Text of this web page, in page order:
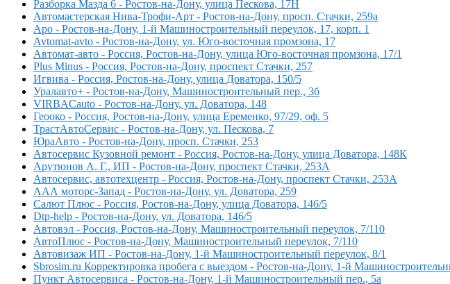
Разборка Мазда 6 - Ростов-на-Дону, улица Пескова, 17Н
Автомастерская Нива-Трофи-Арт - Ростов-на-Дону, просп. Стачки, 259а
Аро - Ростов-на-Дону, 1-й Машиностроительный переулок, 17, корп. 1
Avtomat-avto - Ростов-на-Дону, ул. Юго-восточная промзона, 17
Автомат-авто - Россия, Ростов-на-Дону, улица Юго-восточная промзона, 17/1
Plus Minus - Россия, Ростов-на-Дону, проспект Стачки, 257
Игвива - Россия, Ростов-на-Дону, улица Доватора, 150/5
Уралавто+ - Ростов-на-Дону, Машиностроительный пер., 3б
VIRBACauto - Ростов-на-Дону, ул. Доватора, 148
Геооко - Россия, Ростов-на-Дону, улица Еременко, 97/29, оф. 5
ТрастАвтоСервис - Ростов-на-Дону, ул. Пескова, 7
ЮраАвто - Ростов-на-Дону, просп. Стачки, 253
Автосервис Кузовной ремонт - Россия, Ростов-на-Дону, улица Доватора, 148К
Арутюнов А. Г., ИП - Ростов-на-Дону, проспект Стачки, 253А
Автосервис, автотехцентр - Россия, Ростов-на-Дону, проспект Стачки, 253А
ААА моторс-Запад - Ростов-на-Дону, ул. Доватора, 259
Салют Плюс - Россия, Ростов-на-Дону, улица Доватора, 146/5
Dtp-help - Ростов-на-Дону, ул. Доватора, 146/5
Автовэл - Россия, Ростов-на-Дону, Машиностроительный переулок, 7/110
АвтоПлюс - Ростов-на-Дону, Машиностроительный переулок, 7/110
Автовизаж ИП - Ростов-на-Дону, 1-й Машиностроительный переулок, 8/1
Sbrosim.ru Корректировка пробега с выездом - Ростов-на-Дону, 1-й
Пункт Автосервиса - Ростов-на-Дону, 1-й Машиностроительный пер., 5а